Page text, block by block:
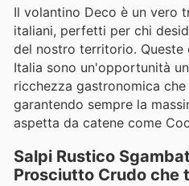
Il volantino Deco è un vero
italiani, perfetti per chi
del nostro territorio.
Italia sono un'opportunità
ricchezza gastronomica
garantendo sempre la
aspetta da catene come
Salpi Rustico
Prosciutto Crudo che